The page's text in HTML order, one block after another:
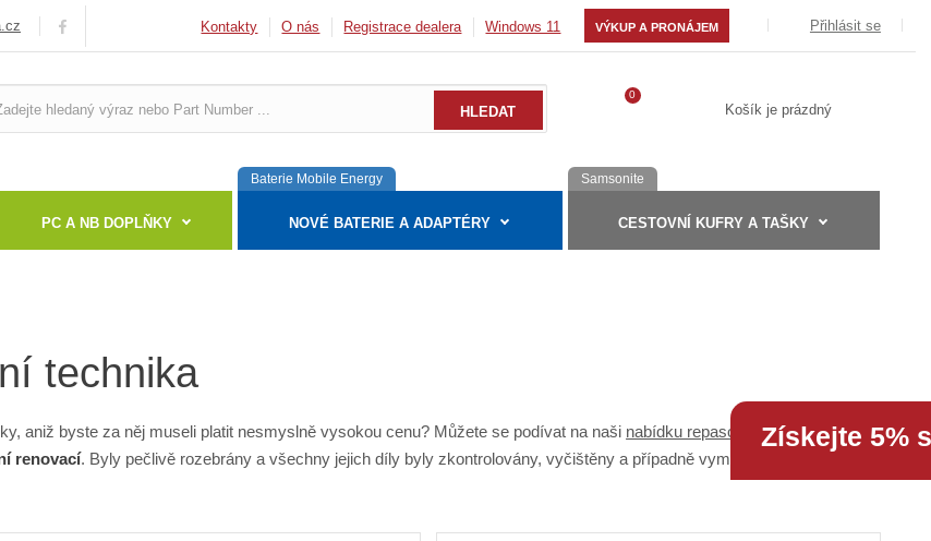
Kontakty O nás Registrace dealera Windows 11 VÝKUP A PRONÁJEM Přihlásit se
0
Košík je prázdný
PC A NB DOPLŇKY
Baterie Mobile Energy
NOVÉ BATERIE A ADAPTÉRY
Samsonite
CESTOVNÍ KUFRY A TAŠKY
technika
aniž byste za něj museli platit nesmyslně vysokou cenu? Můžete se podívat na naši nabídku repasovaných notebooků .
renovací. Byly pečlivě rozebrány a všechny jejich díly byly zkontrolovány, vyčištěny a případně vyměněny. Garantujeme
Získejte 5%